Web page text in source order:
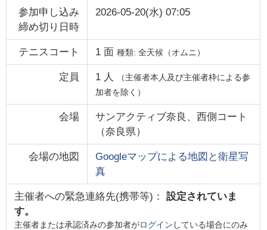
参加申し込み
締め切り日時
2026-05-20(水) 07:05
テニスコート 1面 種類: 全天候（オムニ）
定員 1 人
（主催者本人及び主催者枠による参
加者を除く）
会場
サンアクティブ奈良、西側コート
（奈良県）
会場の地図
Googleマップによる地図と衛星写
真
主催者への緊急連絡先(携帯等)： 設定されていま
す。
主催者または承認済みの参加者がログイン している場合にのみ